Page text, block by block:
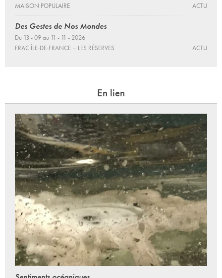
MAISON POPULAIRE
ACTU
Des Gestes de Nos Mondes
Du 13 - 09 au 11 - 11 - 2026
FRAC ÎLE-DE-FRANCE – LES RÉSERVES
ACTU
En lien